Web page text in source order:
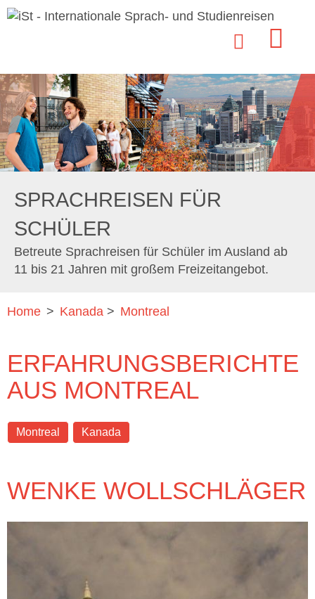
SPRACHREISEN FÜR
SCHÜLER
Betreute Sprachreisen für Schüler im Ausland ab
11 bis 21 Jahren mit großem Freizeitangebot.
Home > Kanada > Montreal
ERFAHRUNGSBERICHTE
AUS MONTREAL
Montreal Kanada
WENKE WOLLSCHLÄGER